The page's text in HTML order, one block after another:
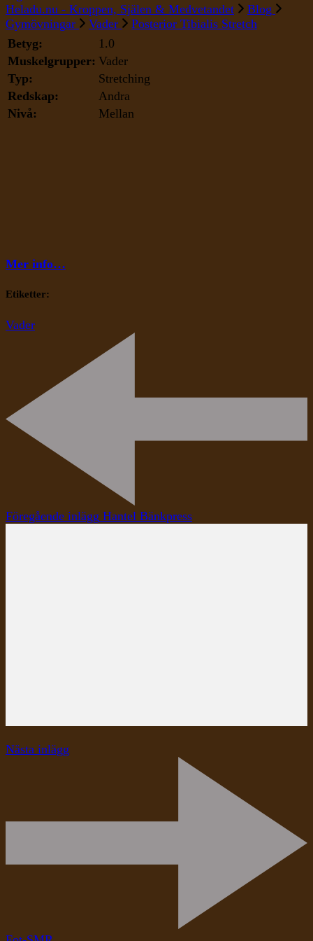
Posterior
Tibialis
Stretch
Heladu.nu - Kroppen, Själen & Medvetandet
Blog
Gymövningar
Vader
Posterior Tibialis Stretch
Betyg:
1.0
Muskelgrupper: Vader
Typ:
Stretching
Redskap:
Andra
Nivå:
Mellan
Mer info…
Etiketter:
Vader
Inläggsnavigering
Föregående inlägg Hantel Bänkpress
Nästa inlägg